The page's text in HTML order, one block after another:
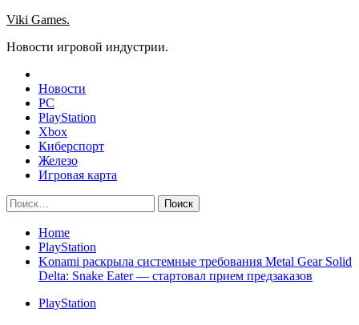
Skip
content
Viki Games.
Новости игровой индустрии.
Новости
PC
PlayStation
Xbox
Киберспорт
Железо
Игровая карта
Найти:
Home
PlayStation
Konami раскрыла системные требования Metal Gear Solid
Delta: Snake Eater — стартовал прием предзаказов
PlayStation